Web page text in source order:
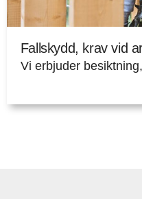
Fallskydd, krav vid
Vi erbjuder